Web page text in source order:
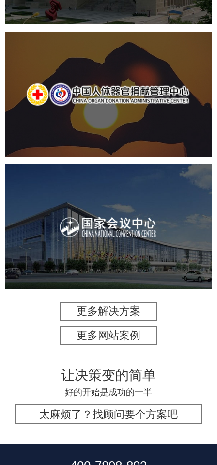
中国人体器官捐献管理中心
国企 品牌官网 网站建设
国家会议中心
专业服务 网站建设 网站设计
更多解决方案
更多网站案例
让决策变的简单
好的开始是成功的一半
太麻烦了？找顾问要个方案吧